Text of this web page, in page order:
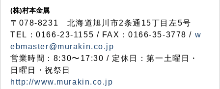
(株)村本金属
〒078-8231 北海道旭川市2条通15丁目左5号
TEL：0166-23-1155 / FAX：0166-35-3778 / w
ebmaster@murakin.co.jp
営業時間：8:30〜17:30 / 定休日：第一土曜日・
日曜日・祝祭日
http://www.murakin.co.jp